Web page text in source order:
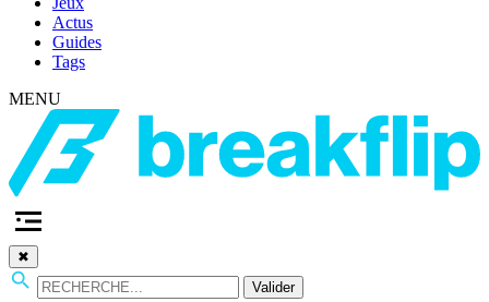
Actus
Guides
Tags
MENU
✖
Valider